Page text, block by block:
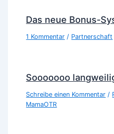
Das neue Bonus-
1 Kommentar / Partnerschaft
Sooooooo
Schreibe einen Kommentar /
MamaOTR